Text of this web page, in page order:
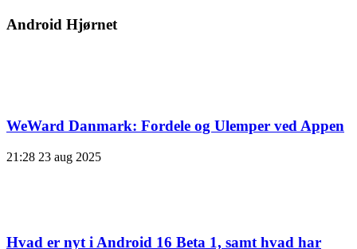
Android Hjørnet
WeWard Danmark: Fordele og Ulemper ved Appen
21:28 23 aug 2025
Hvad er nyt i Android 16 Beta 1, samt hvad har